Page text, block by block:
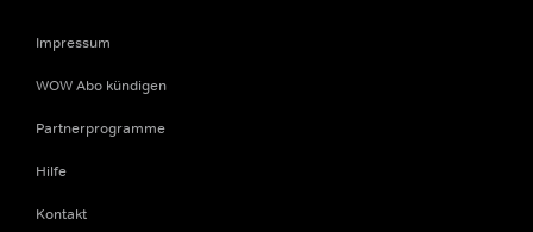
Impressum
WOW Abo kündigen
Partnerprogramme
Hilfe
Kontakt